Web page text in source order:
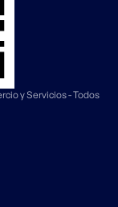
y Servicios - Todos